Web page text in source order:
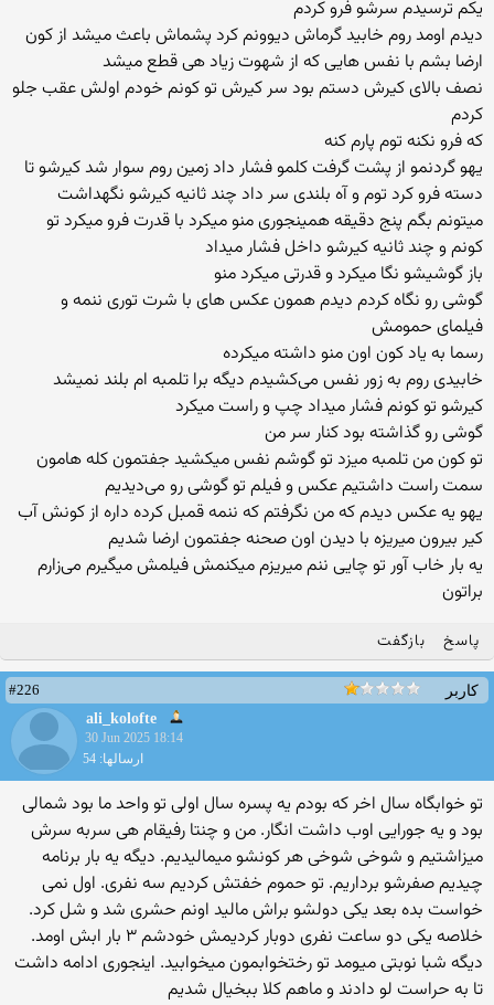
یکم ترسیدم سرشو فرو کردم
دیدم اومد روم خابید گرماش دیوونم کرد پشماش باعث میشد از کون
ارضا بشم با نفس هایی که از شهوت زیاد هی قطع میشد
نصف بالای کیرش دستم بود سر کیرش تو کونم خودم اولش عقب جلو
کردم
که فرو نکنه توم پارم کنه
یهو گردنمو از پشت گرفت کلمو فشار داد زمین روم سوار شد کیرشو تا
دسته فرو کرد توم و آه بلندی سر داد چند ثانیه کیرشو نگهداشت
میتونم بگم پنج دقیقه همینجوری منو میکرد با قدرت فرو میکرد تو
کونم و چند ثانیه کیرشو داخل فشار میداد
باز گوشیشو نگا میکرد و قدرتی میکرد منو
گوشی رو نگاه کردم دیدم همون عکس های با شرت توری ننمه و
فیلمای حمومش
رسما به یاد کون اون منو داشته میکرده
خابیدی روم به زور نفس می‌کشیدم دیگه برا تلمبه ام بلند نمیشد
کیرشو تو کونم فشار میداد چپ و راست میکرد
گوشی رو گذاشته بود کنار سر من
تو کون من تلمبه میزد تو گوشم نفس میکشید جفتمون کله هامون
سمت راست داشتیم عکس و فیلم تو گوشی رو می‌دیدیم
یهو یه عکس دیدم که من نگرفتم که ننمه قمبل کرده داره از کونش آب
کیر بیرون میریزه با دیدن اون صحنه جفتمون ارضا شدیم
یه بار خاب آور تو چایی ننم میریزم میکنمش فیلمش میگیرم می‌زارم
براتون
پاسخ بازگفت
کاربر
#226
ali_kolofte
30 Jun 2025 18:14
ارسالها: 54
تو خوابگاه سال اخر که بودم یه پسره سال اولی تو واحد ما بود شمالی
بود و یه جورایی اوب داشت انگار. من و چنتا رفیقام هی سربه سرش
میزاشتیم و شوخی شوخی هر کونشو میمالیدیم. دیگه یه بار برنامه
چیدیم صفرشو برداریم. تو حموم خفتش کردیم سه نفری. اول نمی
خواست بده بعد یکی دولشو براش مالید اونم حشری شد و شل کرد.
خلاصه یکی دو ساعت نفری دوبار کردیمش خودشم ۳ بار ابش اومد.
دیگه شبا نوبتی میومد تو رختخوابمون میخوابید. اینجوری ادامه داشت
تا به حراست لو دادند و ماهم کلا ببخیال شدیم